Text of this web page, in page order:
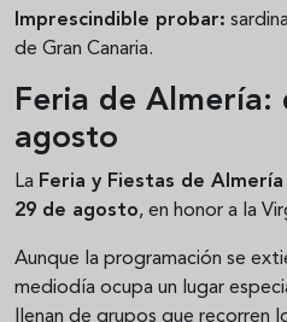
Imprescindible probar:
de Gran Canaria.
Feria de Almería:
agosto
La Feria y Fiestas de Almería
29 de agosto, en honor a la
Aunque la programación se
mediodía ocupa un lugar
llenan de grupos que recorren